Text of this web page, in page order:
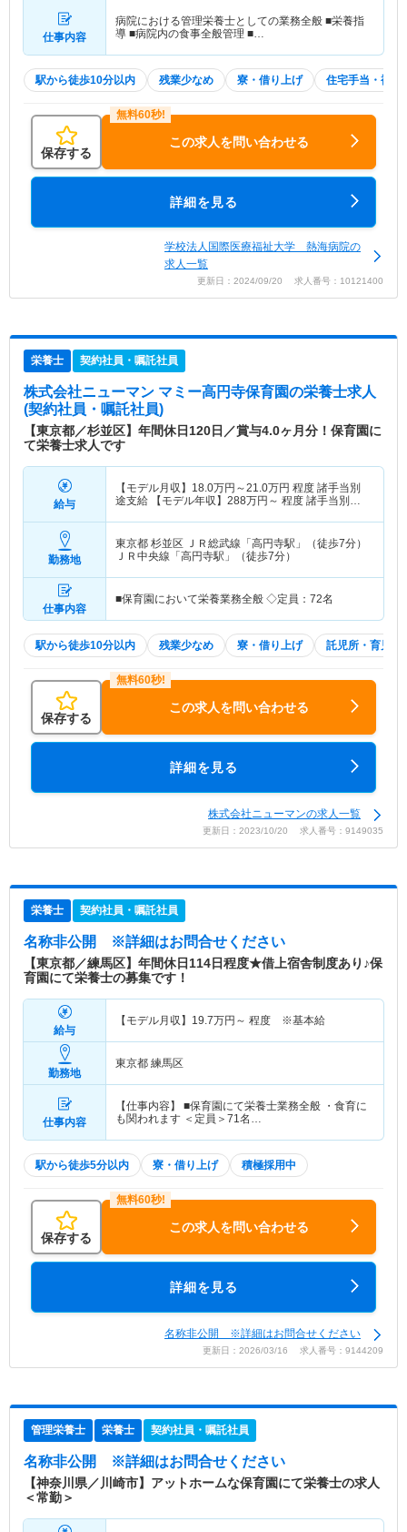
仕事内容
病院における管理栄養士としての業務全般 ■栄養指
導 ■病院内の食事全般管理 ■…
駅から徒歩10分以内 残業少なめ 寮・借り上げ 住宅手当・補助
保存する
この求人を問い合わせる
詳細を見る
学校法人国際医療福祉大学 熱海病院の
求人一覧
更新日：2024/09/20 求人番号：10121400
栄養士 契約社員・嘱託社員
株式会社ニューマン マミー高円寺保育園の栄養士求人
(契約社員・嘱託社員)
【東京都／杉並区】年間休日120日／賞与4.0ヶ月分！保育園に
て栄養士求人です
給与
【モデル月収】 18.0万円～21.0万円 程度 諸手当別
途支給 【モデル年収】 288万円～ 程度 諸手当別途
勤務地
東京都 杉並区 ＪＲ総武線「高円寺駅」（徒歩7分）
ＪＲ中央線「高円寺駅」（徒歩7分）
仕事内容
■保育園において栄養業務全般 ◇定員：72名
駅から徒歩10分以内 残業少なめ 寮・借り上げ 託児所・育児補
保存する
この求人を問い合わせる
詳細を見る
株式会社ニューマンの求人一覧
更新日：2023/10/20 求人番号：9149035
栄養士 契約社員・嘱託社員
名称非公開 ※詳細はお問合せください
【東京都／練馬区】年間休日114日程度★借上宿舎制度あり♪保
育園にて栄養士の募集です！
給与
【モデル月収】 19.7万円～ 程度 ※基本給
勤務地
東京都 練馬区
仕事内容
【仕事内容】 ■保育園にて栄養士業務全般 ・食育に
も関われます ＜定員＞71名…
駅から徒歩5分以内 寮・借り上げ 積極採用中
保存する
この求人を問い合わせる
詳細を見る
名称非公開 ※詳細はお問合せください
更新日：2026/03/16 求人番号：9144209
管理栄養士 栄養士 契約社員・嘱託社員
名称非公開 ※詳細はお問合せください
【神奈川県／川崎市】アットホームな保育園にて栄養士の求人
＜常勤＞